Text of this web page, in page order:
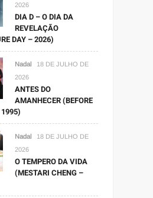
2026
DIA D – O DIA DA
REVELAÇÃO
DAY – 2026)
Nadal
18 DE JULHO DE
2026
ANTES DO
AMANHECER (BEFORE
Nadal
18 DE JULHO DE
2026
O TEMPERO DA VIDA
(MESTARI CHENG –